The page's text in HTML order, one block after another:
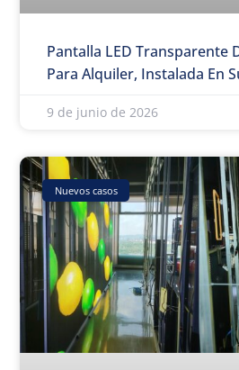
Pantalla LED Transparente
Para Alquiler, Instalada En
9 de junio de 2026
Nuevos casos